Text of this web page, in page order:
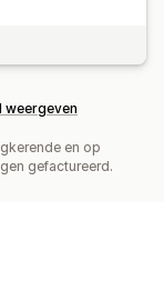
weergeven
en op
gefactureerd.